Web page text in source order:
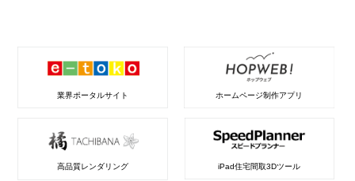
業界ポータルサイト ホームページ制作アプリ
高品質レンダリング iPad住宅間取3Dツール